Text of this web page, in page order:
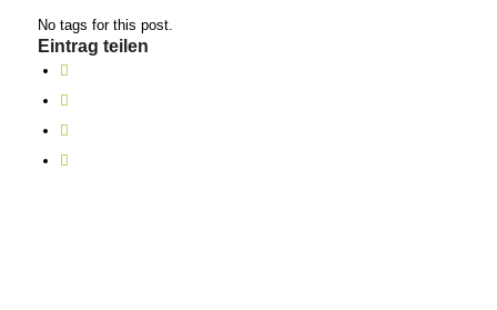
No tags for this post.
Eintrag teilen